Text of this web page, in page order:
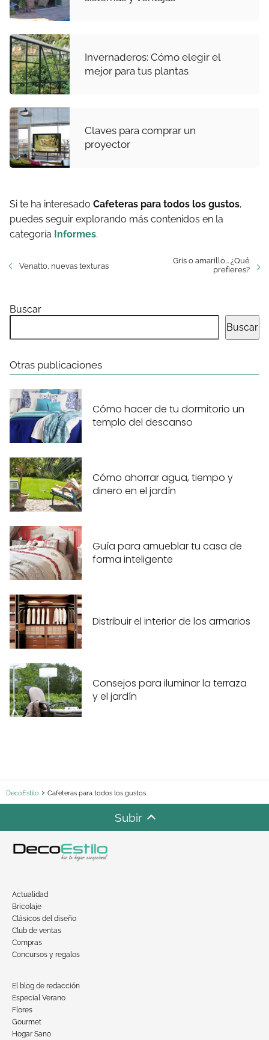
Invernaderos: Cómo elegir el
mejor para tus plantas
Claves para comprar un
proyector
Si te ha interesado Cafeteras para todos los gustos,
puedes seguir explorando más contenidos en la
categoría Informes.
Venatto, nuevas texturas
Gris o amarillo... ¿Qué
prefieres?
Buscar
Buscar
Otras publicaciones
Cómo hacer de tu dormitorio un
templo del descanso
Cómo ahorrar agua, tiempo y
dinero en el jardín
Guía para amueblar tu casa de
forma inteligente
Distribuir el interior de los armarios
Consejos para iluminar la terraza
y el jardín
DecoEstilo Cafeteras para todos los gustos
Subir
Actualidad
Bricolaje
Clásicos del diseño
Club de ventas
Compras
Concursos y regalos
El blog de redacción
Especial Verano
Flores
Gourmet
Hogar Sano